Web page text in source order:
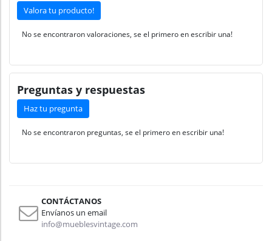
Valora tu producto!
No se encontraron valoraciones, se el primero en escribir una!
Preguntas y respuestas
Haz tu pregunta
No se encontraron preguntas, se el primero en escribir una!
CONTÁCTANOS
Envíanos un email
info@mueblesvintage.com